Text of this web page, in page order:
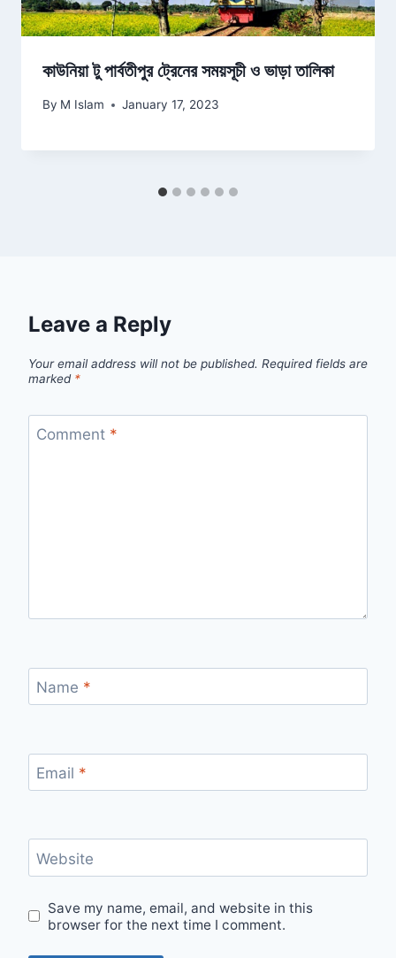
কাউনিয়া টু পার্বতীপুর ট্রেনের সময়সূচী ও ভাড়া তালিকা
By M Islam January 17, 2023
Leave a Reply
Your email address will not be published. Required fields are
marked *
Comment *
Name *
Email *
Website
Save my name, email, and website in this
browser for the next time I comment.